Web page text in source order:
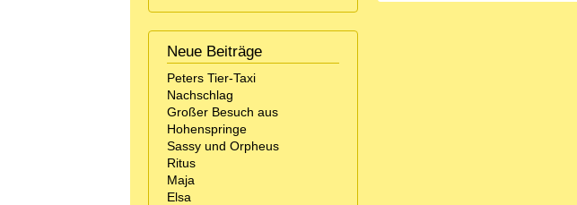
Neue Beiträge
Peters Tier-Taxi
Nachschlag
Großer Besuch aus
Hohenspringe
Sassy und Orpheus
Ritus
Maja
Elsa